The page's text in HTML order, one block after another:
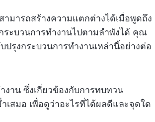
มารถสร้างความแตกต่างได้เมื่อพูดถึง
ะบวนการทำงานไปตามลำพังได้ คุณ
รุงกระบวนการทำงานเหล่านี้อย่างต่อ
งาน ซึ่งเกี่ยวข้องกับการทบทวน
สมอ เพื่อดูว่าอะไรที่ได้ผลดีและจุดใด